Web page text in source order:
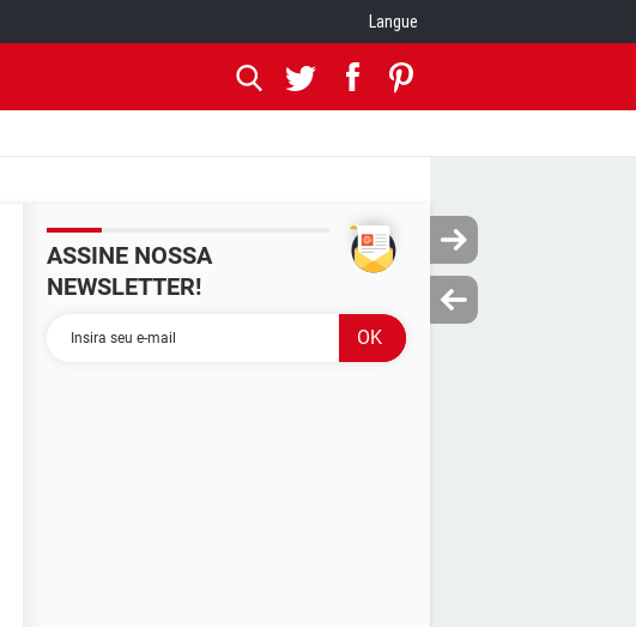
Langue
ASSINE NOSSA
NEWSLETTER!